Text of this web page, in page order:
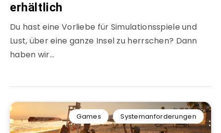
erhältlich
Du hast eine Vorliebe für Simulationsspiele und
Lust, über eine ganze Insel zu herrschen? Dann
haben wir…
Games Systemanforderungen